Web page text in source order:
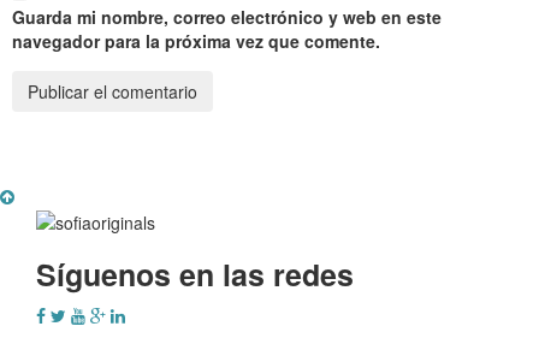
Guarda mi nombre, correo electrónico y web en este
navegador para la próxima vez que comente.
Síguenos en las redes